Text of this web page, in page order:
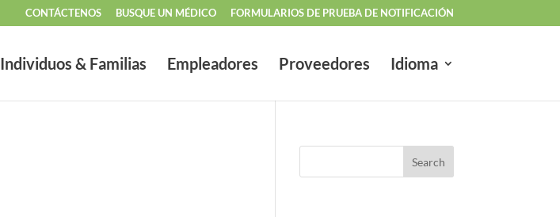
CONTÁCTENOS BUSQUE UN MÉDICO FORMULARIOS DE PRUEBA DE NOTIFICACIÓN
Individuos & Familias Empleadores Proveedores Idioma